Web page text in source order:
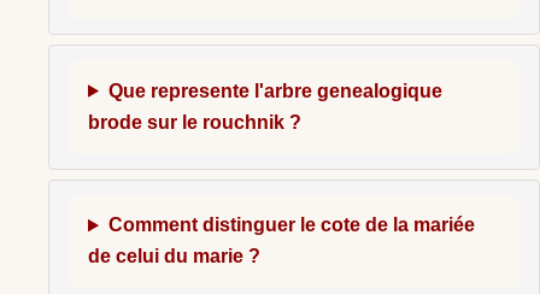
Que represente l'arbre genealogique
brode sur le rouchnik ?
Comment distinguer le cote de la mariée
de celui du marie ?